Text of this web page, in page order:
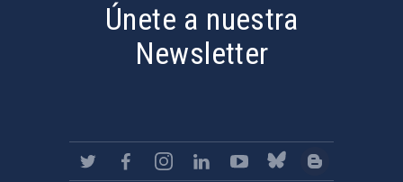
Únete a nuestra
Newsletter